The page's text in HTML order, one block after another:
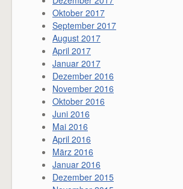
Oktober 2017
September 2017
August 2017
April 2017
Januar 2017
Dezember 2016
November 2016
Oktober 2016
Juni 2016
Mai 2016
April 2016
März 2016
Januar 2016
Dezember 2015